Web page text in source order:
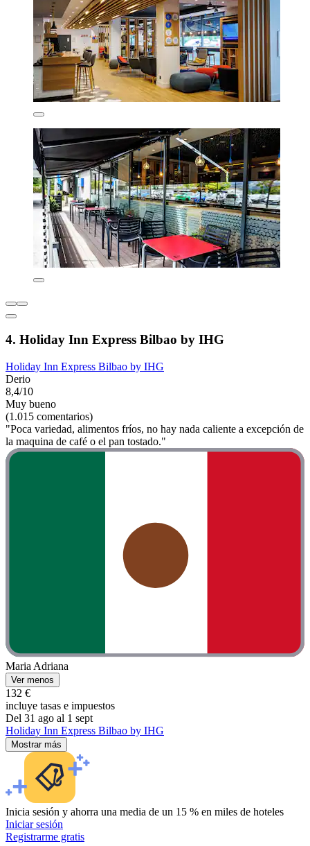
4. Holiday Inn Express Bilbao by IHG
Holiday Inn Express Bilbao by IHG
Derio
8,4/10
Muy bueno
(1.015 comentarios)
"Poca variedad, alimentos fríos, no hay nada caliente a excepción de
la maquina de café o el pan tostado."
Maria Adriana
Ver menos
132 €
incluye tasas e impuestos
Del 31 ago al 1 sept
Holiday Inn Express Bilbao by IHG
Mostrar más
Inicia sesión y ahorra una media de un 15 % en miles de hoteles
Iniciar sesión
Registrarme gratis